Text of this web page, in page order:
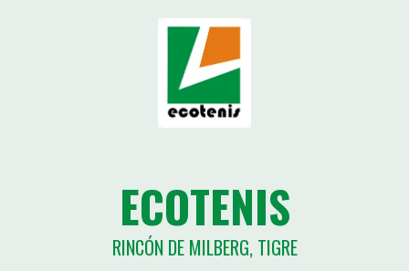
ECOTENIS
RINCÓN DE MILBERG, TIGRE